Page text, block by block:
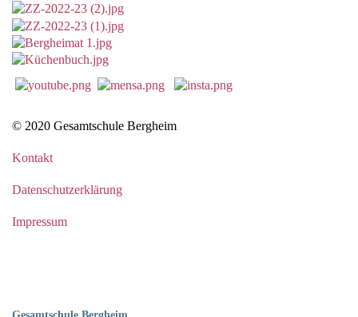
© 2020 Gesamtschule Bergheim
Kontakt
Datenschutzerklärung
Impressum